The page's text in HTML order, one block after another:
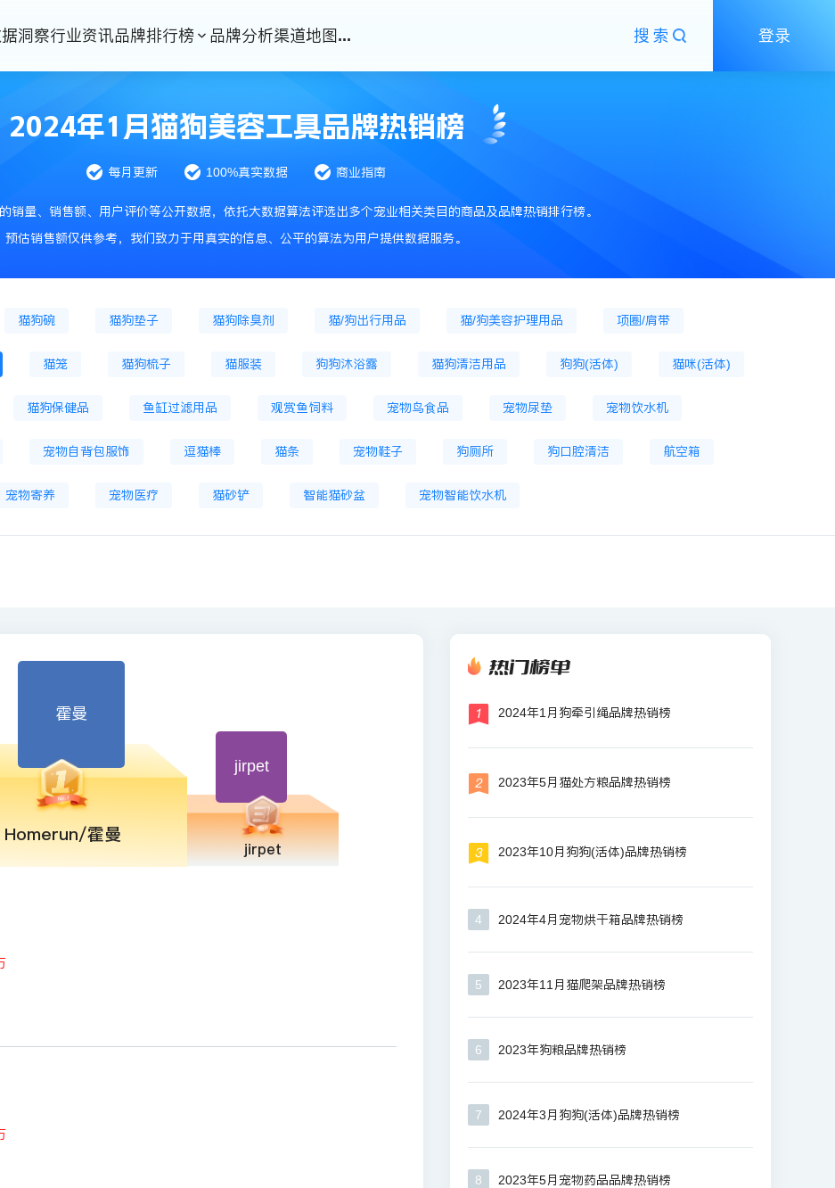
洞察行业资讯品牌排行榜 品牌分析渠道地图 ... 搜索 登录
2024年1月猫狗美容工具品牌热销榜
每月更新 100%真实数据 商业指南
销量、销售额、用户评价等公开数据，依托大数据算法评选出多个宠业相关类目的商品及品牌热销排行榜。
预估销售额仅供参考，我们致力于用真实的信息、公平的算法为用户提供数据服务。
狗火腿肠
狗牵引绳 宠物药品 猫咪驱虫药 狗驱虫药品
狗用鱼油等 猫化毛膏 狗微量元素 猫狗牙刷牙膏 猫沐浴露 猫口腔清洁 猫窝
猫狗碗 猫狗垫子 猫狗除臭剂 猫/狗出行用品 猫/狗美容护理用品 项圈/肩带
猫笼 猫狗梳子 猫服装 狗狗沐浴露 猫狗清洁用品 狗狗(活体) 猫咪(活体)
猫狗保健品 鱼缸过滤用品 观赏鱼饲料 宠物鸟食品 宠物尿垫 宠物饮水机
宠物自背包服饰 逗猫棒 猫条 宠物鞋子 狗厕所 狗口腔清洁 航空箱
宠物寄养 宠物医疗 猫砂铲 智能猫砂盆 宠物智能饮水机
霍曼
Homerun/霍曼
jirpet
jirpet
热门榜单
2024年1月狗牵引绳品牌热销榜
2023年5月猫处方粮品牌热销榜
2023年10月狗狗(活体)品牌热销榜
4 2024年4月宠物烘干箱品牌热销榜
5 2023年11月猫爬架品牌热销榜
6 2023年狗粮品牌热销榜
7 2024年3月狗狗(活体)品牌热销榜
8 2023年5月宠物药品品牌热销榜